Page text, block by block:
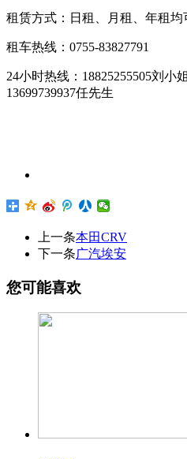
租赁方式：日租、月租、年租均
租车热线：0755-83827791
24小时热线：18825255505刘小
13699739937任先生
上一条本田CRV
下一条广汽埃安
您可能喜欢